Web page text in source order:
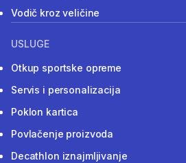
Vodič kroz veličine
USLUGE
Otkup sportske opreme
Servis i personalizacija
Poklon kartica
Povlačenje proizvoda
Decathlon iznajmljivanje